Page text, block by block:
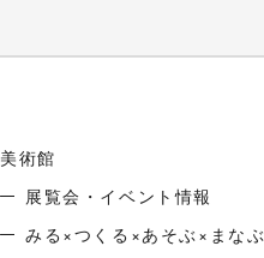
美術館
展覧会・イベント情報
みる×つくる×あそぶ×まなぶ